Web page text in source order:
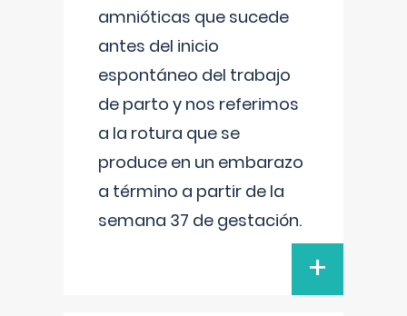
amnióticas que sucede
antes del inicio
espontáneo del trabajo
de parto y nos referimos
a la rotura que se
produce en un embarazo
a término a partir de la
semana 37 de gestación.
+